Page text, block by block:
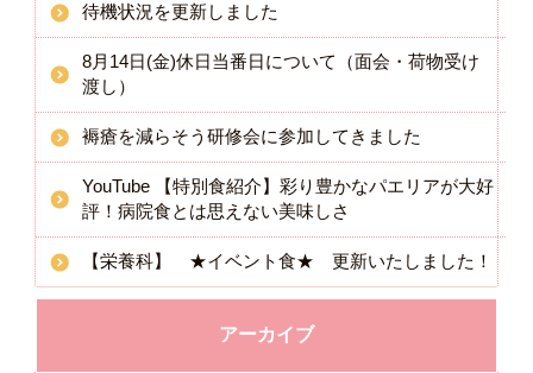
待機状況を更新しました
8月14日(金)休日当番日について（面会・荷物受け
渡し）
褥瘡を減らそう研修会に参加してきました
YouTube 【特別食紹介】彩り豊かなパエリアが大好
評！病院食とは思えない美味しさ
【栄養科】 ★イベント食★ 更新いたしました！
アーカイブ